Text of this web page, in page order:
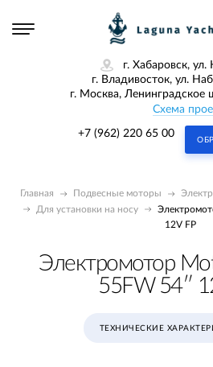
г. Хабаровск, ул.
г. Владивосток, ул.
г. Москва, Ленинградское
Схема
+7 (962) 220 65 00
Главная Подвесные моторы
Для установки на носу
12V FP
Электромотор
55FW 54″
ТЕХНИЧЕСКИЕ